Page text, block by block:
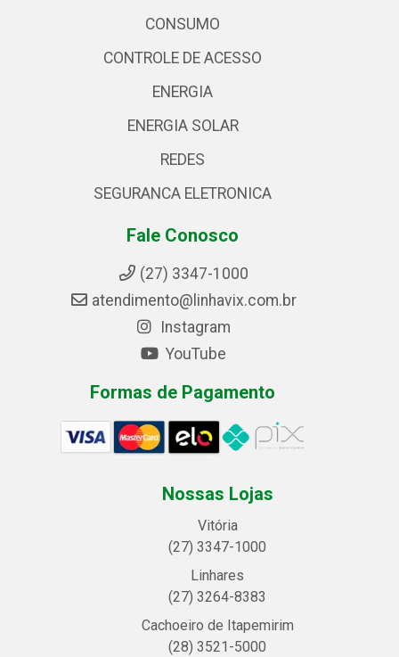
CONSUMO
CONTROLE DE ACESSO
ENERGIA
ENERGIA SOLAR
REDES
SEGURANCA ELETRONICA
Fale Conosco
(27) 3347-1000
atendimento@linhavix.com.br
Instagram
YouTube
Formas de Pagamento
Nossas Lojas
Vitória
(27) 3347-1000
Linhares
(27) 3264-8383
Cachoeiro de Itapemirim
(28) 3521-5000